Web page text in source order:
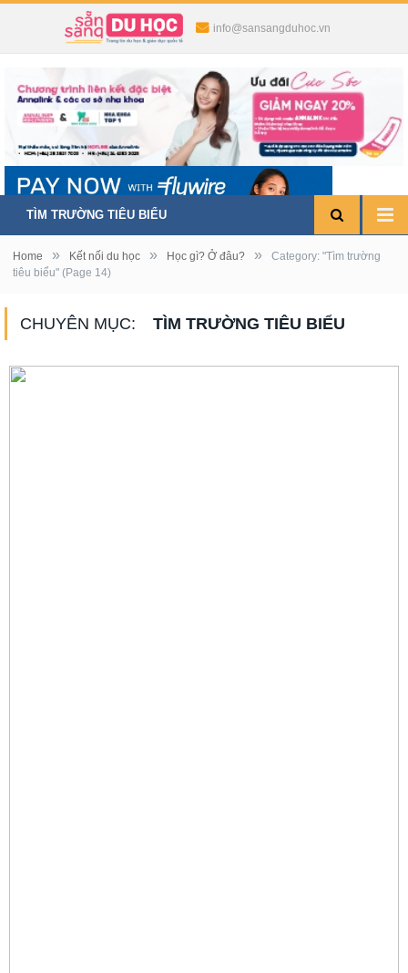
info@sansangduhoc.vn
TÌM TRƯỜNG TIÊU BIỂU
Home » Kết nối du học » Học gì? Ở đâu? »
Category: "Tìm trường
tiêu biểu" (Page 14)
CHUYÊN MỤC: TÌM TRƯỜNG TIÊU BIỂU